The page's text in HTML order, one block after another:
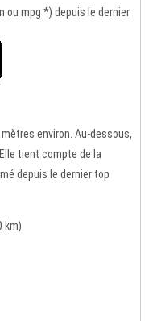
ou mpg *) depuis le dernier
environ. Au-dessous,
tient compte de la
depuis le dernier top
km)